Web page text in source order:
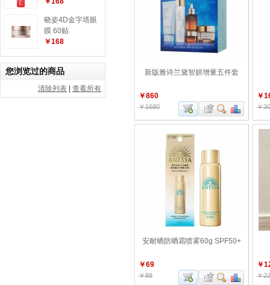
新版雅诗兰黛智妍增量五件套
￥860
￥1680
￥
￥
安耐晒防晒霜喷雾60g SPF50+
￥69
￥88
￥
￥
晓姿4D金字塔眼
膜 60贴
￥168
您浏览过的商品
清除列表 查看所有